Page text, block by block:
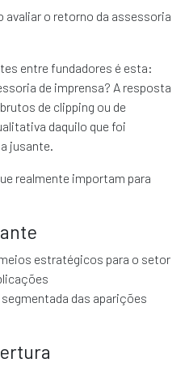
o retorno da assessoria
entre fundadores é esta:
de imprensa? A resposta
de clipping ou de
daquilo que foi
jusante.
realmente importam para
estratégicos para o setor
das aparições